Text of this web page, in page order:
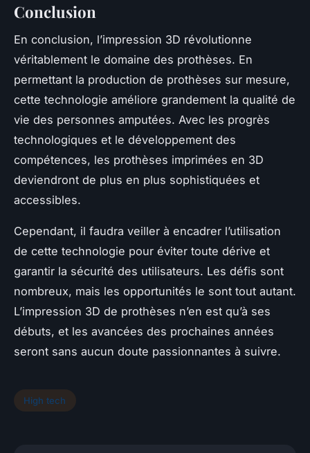
Conclusion
En conclusion, l’impression 3D révolutionne
véritablement le domaine des prothèses. En
permettant la production de prothèses sur mesure,
cette technologie améliore grandement la qualité de
vie des personnes amputées. Avec les progrès
technologiques et le développement des
compétences, les prothèses imprimées en 3D
deviendront de plus en plus sophistiquées et
accessibles.
Cependant, il faudra veiller à encadrer l’utilisation
de cette technologie pour éviter toute dérive et
garantir la sécurité des utilisateurs. Les défis sont
nombreux, mais les opportunités le sont tout autant.
L’impression 3D de prothèses n’en est qu’à ses
débuts, et les avancées des prochaines années
seront sans aucun doute passionnantes à suivre.
High tech